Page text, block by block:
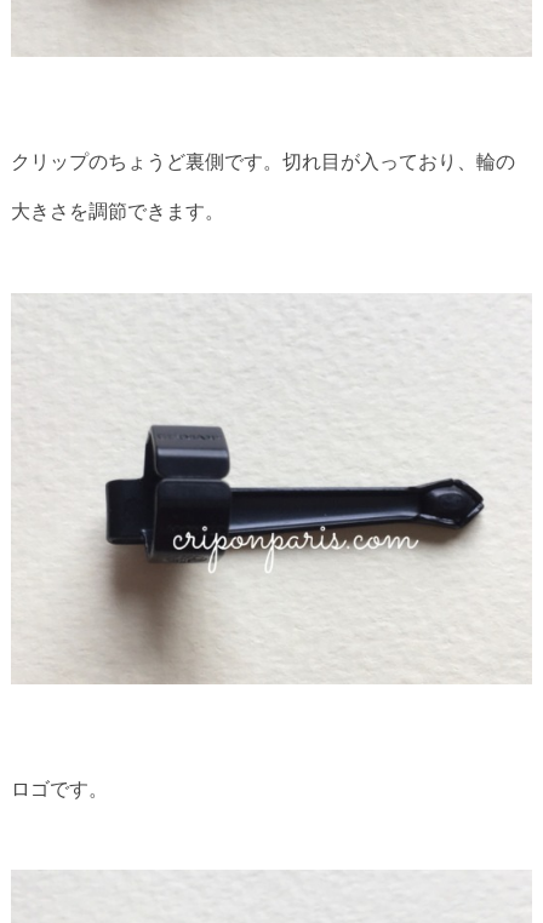
クリップのちょうど裏側です。切れ目が入っており、輪の
大きさを調節できます。
ロゴです。